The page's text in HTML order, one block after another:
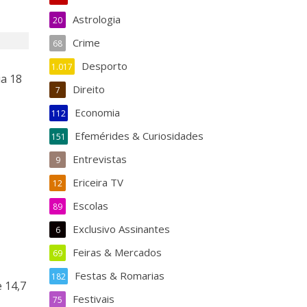
18
14,7
Astrologia
20
Crime
68
Desporto
1.017
Direito
7
Economia
112
Efemérides & Curiosidades
151
Entrevistas
9
Ericeira TV
12
Escolas
89
Exclusivo Assinantes
6
Feiras & Mercados
69
Festas & Romarias
182
Festivais
75